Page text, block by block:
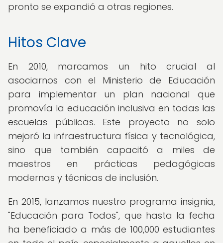
pronto se expandió a otras regiones.
Hitos Clave
En 2010, marcamos un hito crucial al
asociarnos con el Ministerio de Educación
para implementar un plan nacional que
promovía la educación inclusiva en todas las
escuelas públicas. Este proyecto no solo
mejoró la infraestructura física y tecnológica,
sino que también capacitó a miles de
maestros en prácticas pedagógicas
modernas y técnicas de inclusión.
En 2015, lanzamos nuestro programa insignia,
"Educación para Todos", que hasta la fecha
ha beneficiado a más de 100,000 estudiantes